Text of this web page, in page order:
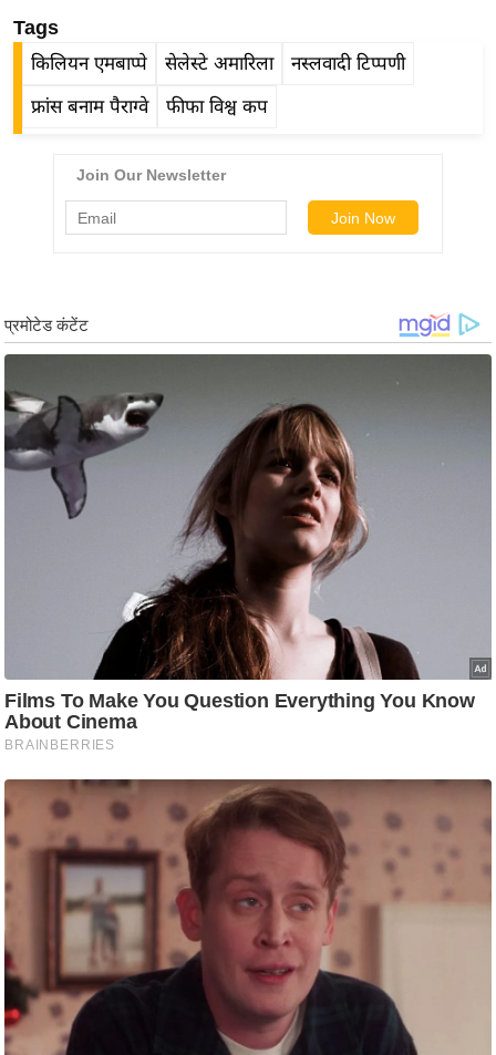
वु
ड
हॉ
क्षा
r
e
a
s
ला
इ
फ
जी
ब्यू
Tags
किलियन एमबाप्पे सेलेस्टे अमारिला नस्लवादी टिप्पणी
फ्रांस बनाम पैराग्वे फीफा विश्व कप